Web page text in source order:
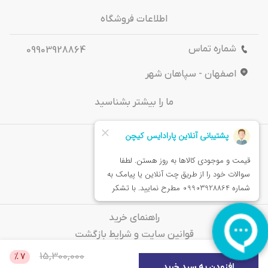
15,300,000
7
%
اطلاعات فروشگاه
شماره تماس
09903928864
اصفهان - سپاهان شهر
ما را بیشتر بشناسید
درباره‌ ما
تماس باما
خدمات مشتریان
راهنمای خرید
قوانین سایت و شرایط بازگشت
سوالات متداول